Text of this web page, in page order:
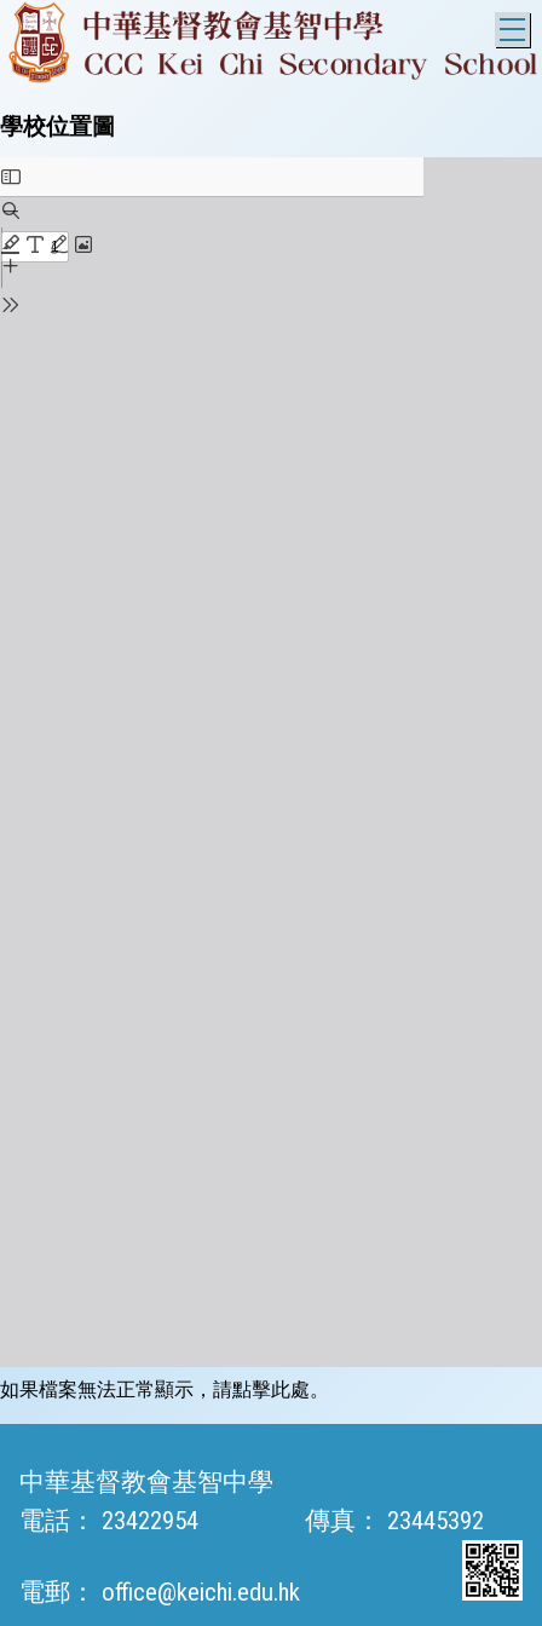
學校位置圖
如果檔案無法正常顯示，請點擊此處。
中華基督教會基智中學
電話：
23422954 傳真： 23445392
電郵： office@keichi.edu.hk